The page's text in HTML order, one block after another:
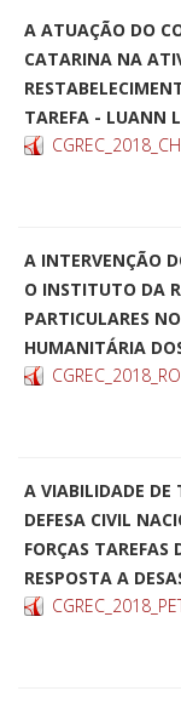
A ATUAÇÃO DO
CATARINA NA
TAREFA - LUANN
A INTERVENÇÃO
O INSTITUTO DA
PARTICULARES
HUMANITÁRIA
A VIABILIDADE DE
DEFESA CIVIL
FORÇAS
RESPOSTA A